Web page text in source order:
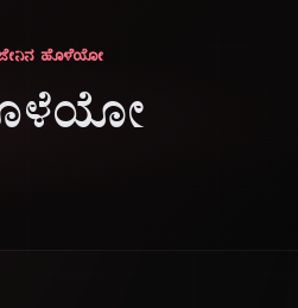
ಹೊಳೆಯೋ